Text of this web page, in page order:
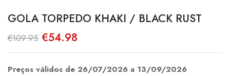
GOLA TORPEDO KHAKI / BLACK RUST
€109.95 O
preço
original
€109.95.
€54.98
atual
€54.98.
Preços válidos de 26/07/2026 a 13/09/2026